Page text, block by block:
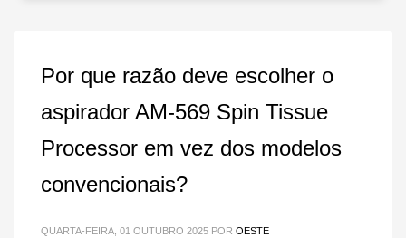
Por que razão deve escolher o
aspirador AM-569 Spin Tissue
Processor em vez dos modelos
convencionais?
QUARTA-FEIRA, 01 OUTUBRO 2025 POR OESTE